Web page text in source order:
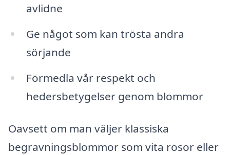
avlidne
Ge något som kan trösta andra
sörjande
Förmedla vår respekt och
hedersbetygelser genom blommor
Oavsett om man väljer klassiska
begravningsblommor som vita rosor eller